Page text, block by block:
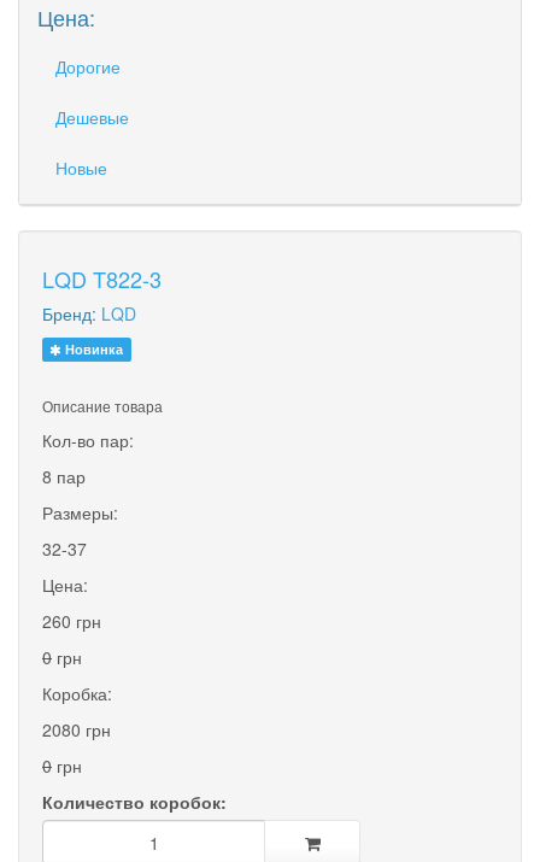
Цена:
Дорогие
Дешевые
Новые
LQD T822-3
Бренд: LQD
Новинка
Описание товара
Кол-во пар:
8 пар
Размеры:
32-37
Цена:
260 грн
0 грн
Коробка:
2080 грн
0 грн
Количество коробок: